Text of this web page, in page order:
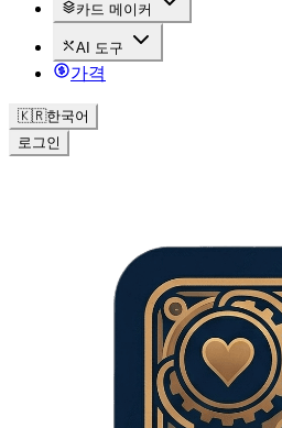
카드 메이커
AI 도구
가격
🇰🇷한국어
로그인